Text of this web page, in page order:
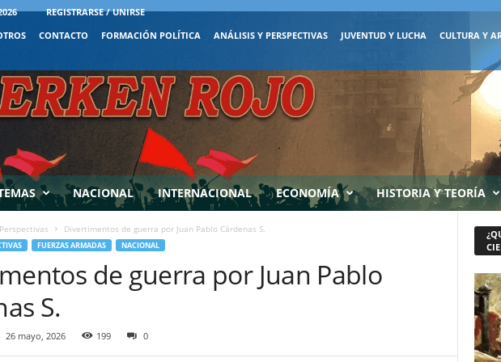
REGISTRARSE / UNIRSE
CONTACTO FORMACIÓN POLÍTICA ANÁLISIS Y PERSPECTIVAS JUVENTUD Y LUCHA CULTURA Y
NACIONAL INTERNACIONAL ECONOMÍA HISTORIA Y TEORÍA
Divertimentos de guerra por Juan Pablo Cárdenas S.
FUERZAS ARMADAS NACIONAL
de guerra por Juan Pablo
S.
26 mayo, 2026 199 0